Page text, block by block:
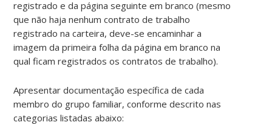
registrado e da página seguinte em branco (mesmo
que não haja nenhum contrato de trabalho
registrado na carteira, deve-se encaminhar a
imagem da primeira folha da página em branco na
qual ficam registrados os contratos de trabalho).
Apresentar documentação específica de cada
membro do grupo familiar, conforme descrito nas
categorias listadas abaixo: